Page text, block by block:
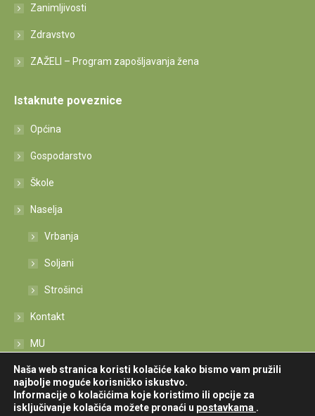
Zanimljivosti
Zdravstvo
ZAŽELI – Program zapošljavanja žena
Istaknute poveznice
Općina
Gospodarstvo
Škole
Naselja
Vrbanja
Soljani
Strošinci
Kontakt
MU
Izjava o pristupačnosti
Naša web stranica koristi kolačiće kako bismo vam pružili
najbolje moguće korisničko iskustvo.
Informacije o kolačićima koje koristimo ili opcije za
isključivanje kolačića možete pronaći u postavkama .